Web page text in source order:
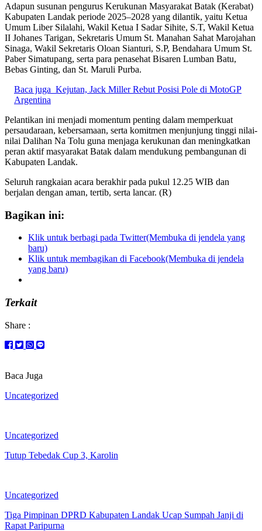
Adapun susunan pengurus Kerukunan Masyarakat Batak (Kerabat)
Kabupaten Landak periode 2025–2028 yang dilantik, yaitu Ketua
Umum Liber Silalahi, Wakil Ketua I Sadar Sihite, S.T, Wakil Ketua
II Johanes Tarigan, Sekretaris Umum St. Manahan Sahat Marojahan
Sinaga, Wakil Sekretaris Oloan Sianturi, S.P, Bendahara Umum St.
Paber Simatupang, serta para penasehat Bisaren Lumban Batu,
Bebas Ginting, dan St. Maruli Purba.
Baca juga Kejutan, Jack Miller Rebut Posisi Pole di MotoGP
Argentina
Pelantikan ini menjadi momentum penting dalam memperkuat
persaudaraan, kebersamaan, serta komitmen menjunjung tinggi nilai-
nilai Dalihan Na Tolu guna menjaga kerukunan dan meningkatkan
peran aktif masyarakat Batak dalam mendukung pembangunan di
Kabupaten Landak.
Seluruh rangkaian acara berakhir pada pukul 12.25 WIB dan
berjalan dengan aman, tertib, serta lancar. (R)
Bagikan ini:
Klik untuk berbagi pada Twitter(Membuka di jendela yang
baru)
Klik untuk membagikan di Facebook(Membuka di jendela
yang baru)
Terkait
Share :
Baca Juga
Uncategorized
Uncategorized
Tutup Tebedak Cup 3, Karolin
Uncategorized
Tiga Pimpinan DPRD Kabupaten Landak Ucap Sumpah Janji di
Rapat Paripurna